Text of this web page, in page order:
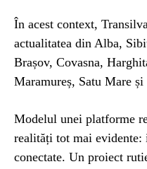
În acest context,
actualitatea din Alba,
Brașov, Covasna,
Maramureș, Satu Mare
Modelul unei platforme
realități tot mai
conectate. Un proiect